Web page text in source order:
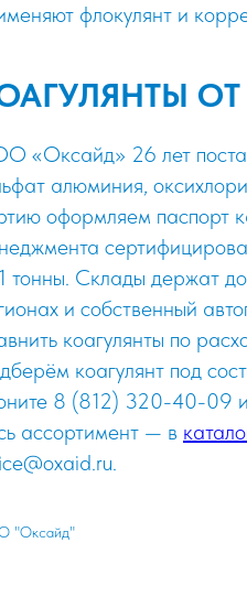
флокулянт и
«Оксайд» 26 лет
алюминия,
оформляем паспорт
тонны. Склады держат
и собственный
коагулянты по
коагулянт под
8 (812) 320-40-09
ассортимент — в
"Оксайд"